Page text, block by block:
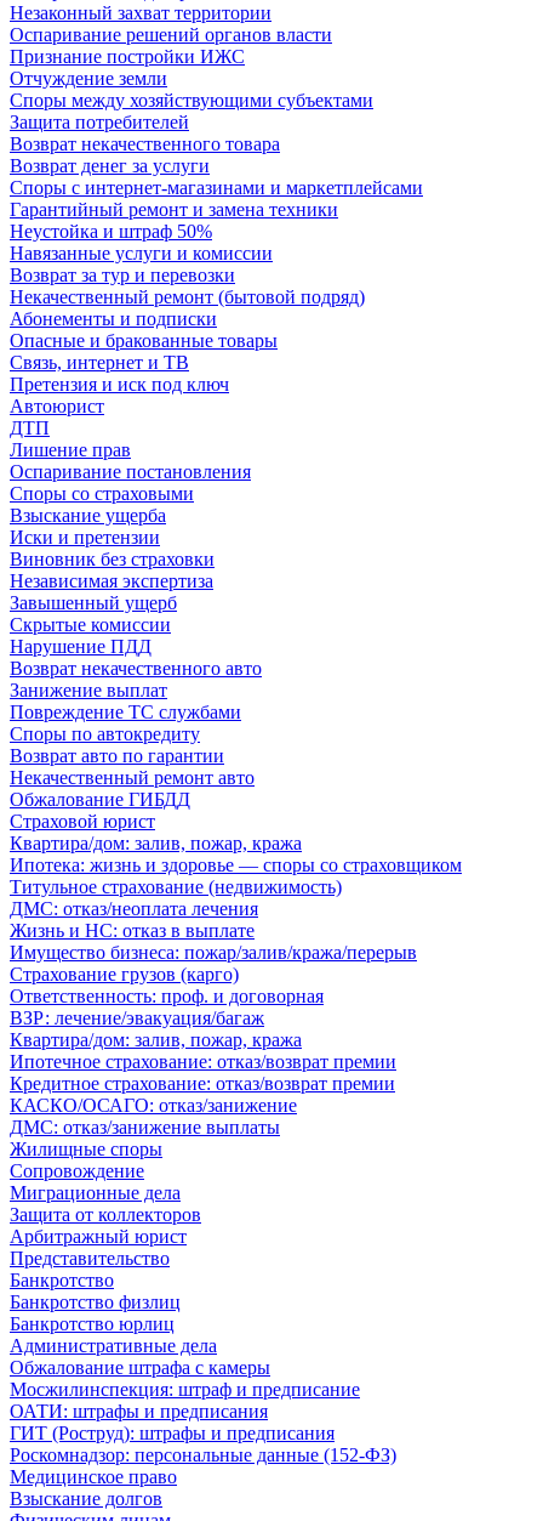
Незаконный захват территории
Оспаривание решений органов власти
Признание постройки ИЖС
Отчуждение земли
Споры между хозяйствующими субъектами
Защита потребителей
Возврат некачественного товара
Возврат денег за услуги
Споры с интернет-магазинами и маркетплейсами
Гарантийный ремонт и замена техники
Неустойка и штраф 50%
Навязанные услуги и комиссии
Возврат за тур и перевозки
Некачественный ремонт (бытовой подряд)
Абонементы и подписки
Опасные и бракованные товары
Связь, интернет и ТВ
Претензия и иск под ключ
Автоюрист
ДТП
Лишение прав
Оспаривание постановления
Споры со страховыми
Взыскание ущерба
Иски и претензии
Виновник без страховки
Независимая экспертиза
Завышенный ущерб
Скрытые комиссии
Нарушение ПДД
Возврат некачественного авто
Занижение выплат
Повреждение ТС службами
Споры по автокредиту
Возврат авто по гарантии
Некачественный ремонт авто
Обжалование ГИБДД
Страховой юрист
Квартира/дом: залив, пожар, кража
Ипотека: жизнь и здоровье — споры со страховщиком
Титульное страхование (недвижимость)
ДМС: отказ/неоплата лечения
Жизнь и НС: отказ в выплате
Имущество бизнеса: пожар/залив/кража/перерыв
Страхование грузов (карго)
Ответственность: проф. и договорная
ВЗР: лечение/эвакуация/багаж
Квартира/дом: залив, пожар, кража
Ипотечное страхование: отказ/возврат премии
Кредитное страхование: отказ/возврат премии
КАСКО/ОСАГО: отказ/занижение
ДМС: отказ/занижение выплаты
Жилищные споры
Сопровождение
Миграционные дела
Защита от коллекторов
Арбитражный юрист
Представительство
Банкротство
Банкротство физлиц
Банкротство юрлиц
Административные дела
Обжалование штрафа с камеры
Мосжилинспекция: штраф и предписание
ОАТИ: штрафы и предписания
ГИТ (Роструд): штрафы и предписания
Роскомнадзор: персональные данные (152-ФЗ)
Медицинское право
Взыскание долгов